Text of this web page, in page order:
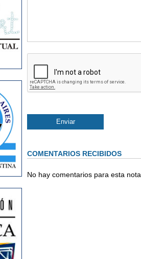
COMENTARIOS RECIBIDOS
No hay comentarios para esta nota.